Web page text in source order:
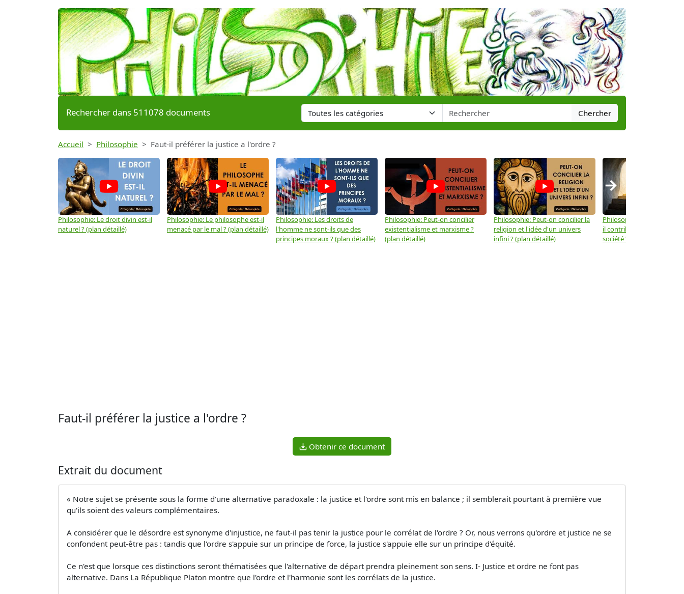
Rechercher dans 511078 documents Chercher
Accueil Philosophie Faut-il préférer la justice a l'ordre ?
Philosophie: Le droit divin est-il
naturel ? (plan détaillé)
Philosophie: Le philosophe est-il
menacé par le mal ? (plan détaillé)
Philosophie: Les droits de
l'homme ne sont-ils que des
principes moraux ? (plan détaillé)
Philosophie: Peut-on concilier
existentialisme et marxisme ?
(plan détaillé)
Philosophie: Peut-on concilier la
religion et l'idée d'un univers
infini ? (plan détaillé)
Philosophie: Le
il contribuer au progrès de
société ? (plan détaillé)
→
Faut-il préférer la justice a l'ordre ?
Obtenir ce document
Extrait du document
« Notre sujet se présente sous la forme d'une alternative paradoxale : la justice et l'ordre sont mis en balance ; il semblerait pourtant à première vue
qu'ils soient des valeurs complémentaires.
A considérer que le désordre est synonyme d'injustice, ne faut-il pas tenir la justice pour le corrélat de l'ordre ? Or, nous verrons qu'ordre et justice ne se
confondent peut-être pas : tandis que l'ordre s'appuie sur un principe de force, la justice s'appuie elle sur un principe d'équité.
Ce n'est que lorsque ces distinctions seront thématisées que l'alternative de départ prendra pleinement son sens. I- Justice et ordre ne font pas
alternative. Dans La République Platon montre que l'ordre et l'harmonie sont les corrélats de la justice.